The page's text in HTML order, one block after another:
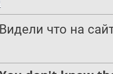
Видели что на